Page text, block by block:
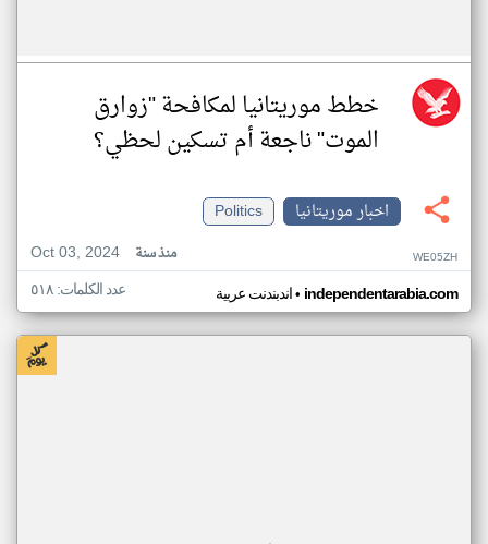
خطط موريتانيا لمكافحة "زوارق
الموت" ناجعة أم تسكين لحظي؟
اخبار موريتانيا
Politics
Oct 03, 2024
منذ سنة WE05ZH
اندبندنت عربية• independentarabia.com عدد الكلمات: ٥١٨